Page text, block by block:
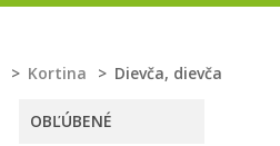
> Kortina > Dievča, dievča
OBĽÚBENÉ